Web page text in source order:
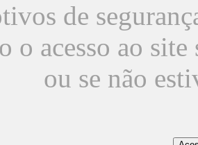
de
o acesso ao
ou se não